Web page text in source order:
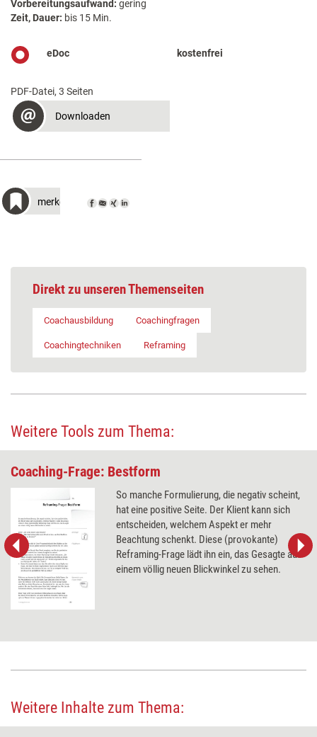
Vorbereitungsaufwand: gering
Zeit, Dauer: bis 15 Min.
eDoc kostenfrei
PDF-Datei, 3 Seiten
Downloaden
merken
Direkt zu unseren Themenseiten
Coachausbildung Coachingfragen
Coachingtechniken Reframing
Weitere Tools zum Thema:
Coaching-Frage: Bestform
So manche Formulierung, die negativ scheint,
hat eine positive Seite. Der Klient kann sich
entscheiden, welchem Aspekt er mehr
Beachtung schenkt. Diese (provokante)
Reframing-Frage lädt ihn ein, das Gesagte aus
einem völlig neuen Blickwinkel zu sehen.
Weitere Inhalte zum Thema: